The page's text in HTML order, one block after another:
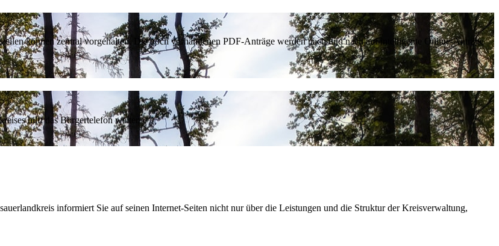
können zentral vorgehalten. Die noch vorhandenen PDF-Anträge werden nach und nach auf intelligente Online-Anträge
hilft das Bürgertelefon weiter.
informiert Sie auf seinen Internet-Seiten nicht nur über die Leistungen und die Struktur der Kreisverwaltung,